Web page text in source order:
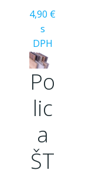
4,90 €
s
DPH
Po
lic
a
ŠT